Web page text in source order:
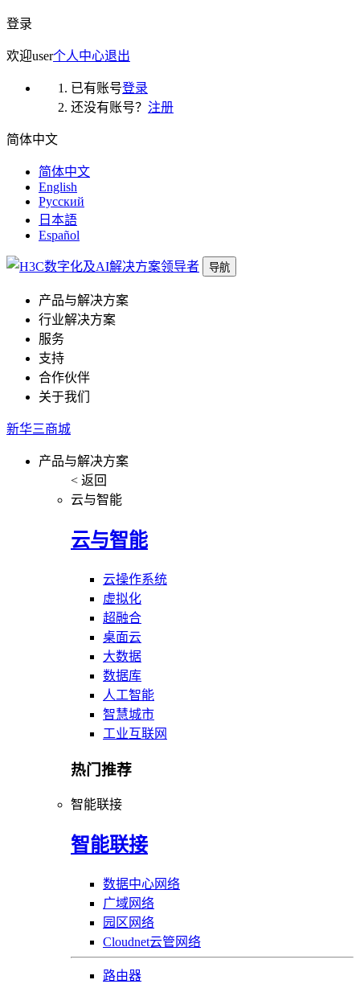
登录
欢迎user个人中心退出
已有账号登录
还没有账号？ 注册
简体中文
简体中文
English
Русский
日本語
Español
导航
产品与解决方案
行业解决方案
服务
支持
合作伙伴
关于我们
新华三商城
产品与解决方案
< 返回
云与智能
云与智能
云操作系统
虚拟化
超融合
桌面云
大数据
数据库
人工智能
智慧城市
工业互联网
热门推荐
智能联接
智能联接
数据中心网络
广域网络
园区网络
Cloudnet云管网络
路由器